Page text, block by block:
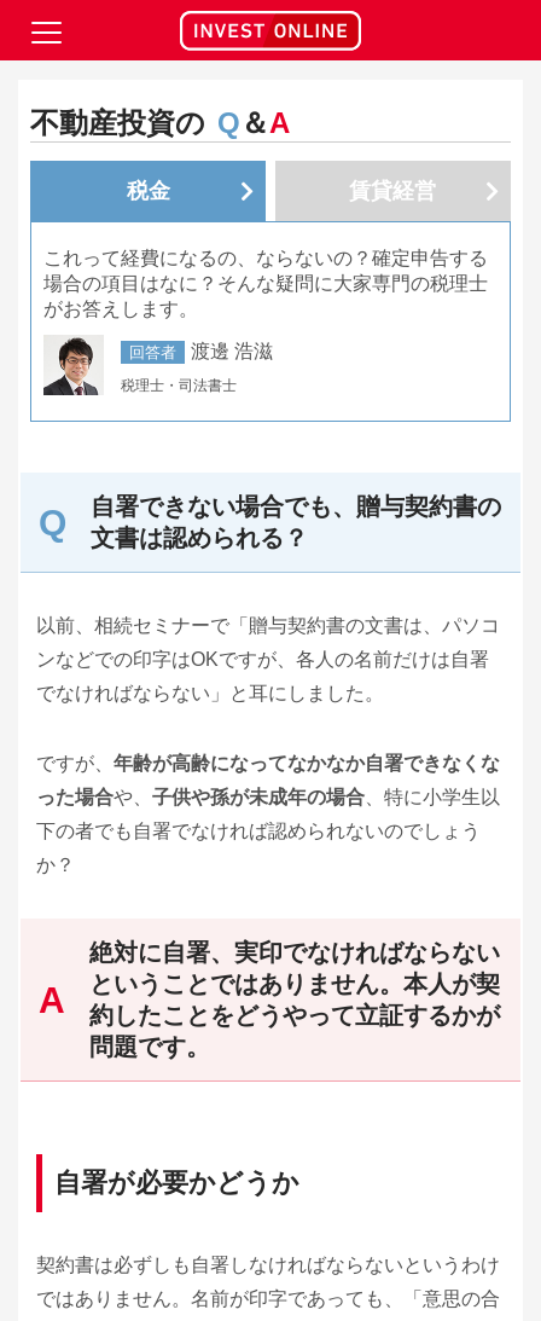
不動産投資の Q ＆A
税金 賃貸経営
これって経費になるの、ならないの？確定申告する
場合の項目はなに？そんな疑問に大家専門の税理士
がお答えします。
回答者 渡邊 浩滋
税理士・司法書士
自署できない場合でも、贈与契約書の
文書は認められる？
以前、相続セミナーで「贈与契約書の文書は、パソコ
ンなどでの印字はOKですが、各人の名前だけは自署
でなければならない」と耳にしました。
ですが、 年齢が高齢になってなかなか自署できなくな
った場合や、 子供や孫が未成年の場合 、特に小学生以
下の者でも自署でなければ認められないのでしょう
か？
絶対に自署、実印でなければならない
ということではありません。本人が契
約したことをどうやって立証するかが
問題です。
自署が必要かどうか
契約書は必ずしも自署しなければならないというわけ
ではありません。名前が印字であっても、「意思の合